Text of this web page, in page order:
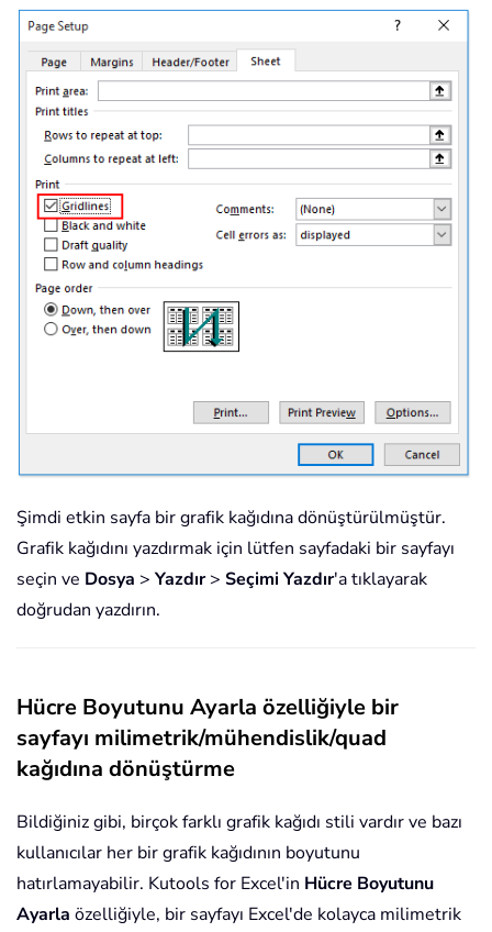
Şimdi etkin sayfa bir grafik kağıdına dönüştürülmüştür.
Grafik kağıdını yazdırmak için lütfen sayfadaki bir sayfayı
seçin ve Dosya > Yazdır> Seçimi Yazdır'a tıklayarak
doğrudan yazdırın.
Hücre Boyutunu Ayarla özelliğiyle bir
sayfayı milimetrik/mühendislik/quad
kağıdına dönüştürme
Bildiğiniz gibi, birçok farklı grafik kağıdı stili vardır ve bazı
kullanıcılar her bir grafik kağıdının boyutunu
hatırlamayabilir. Kutools for Excel'in Hücre Boyutunu
Ayarla özelliğiyle, bir sayfayı Excel'de kolayca milimetrik